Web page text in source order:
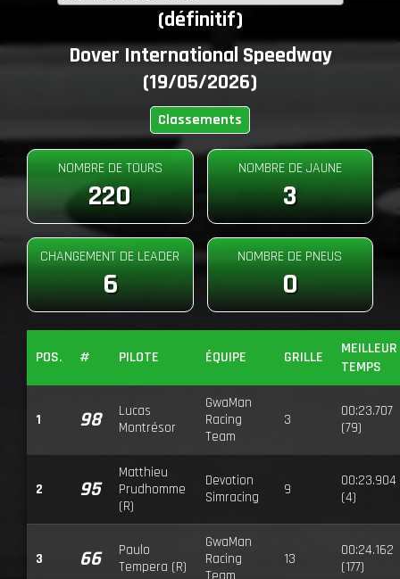
(définitif)
Dover International Speedway
(19/05/2026)
Classements
NOMBRE DE TOURS
220
NOMBRE DE JAUNE
3
CHANGEMENT DE LEADER
6
NOMBRE DE PNEUS
0
POS. # PILOTE ÉQUIPE GRILLE
MEILLEUR
TEMPS
1 98
Lucas
Montrésor
GwaMan
Racing
Team
3
00:23.707
(79)
2 95
Matthieu
Prudhomme
(R)
Devotion
Simracing
9
00:23.904
(4)
3 66
Paulo
Tempera (R)
GwaMan
Racing
13
00:24.162
(177)